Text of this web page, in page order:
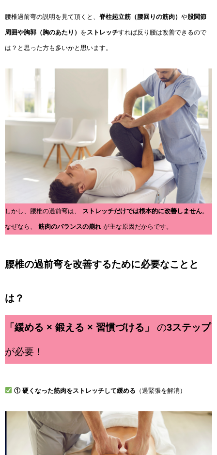
腰椎過前弯の説明を見て頂くと、脊柱起立筋（腰回りの筋肉） や股関節
周囲や胸郭（胸のあたり） を ストレッチすれば反り腰は改善できるので
は？と思った方も多いかと思います。
しかし、腰椎の過前弯は、 ストレッチだけでは根本的に改善しません。
なぜなら、 筋肉のバランスの崩れ が主な原因だからです。
腰椎の過前弯を改善するために必要なこと と
は？
「緩める × 鍛える × 習慣づける」 の3ステップ
が必要！
① 硬くなった筋肉をストレッチして緩める （過緊張を解消）